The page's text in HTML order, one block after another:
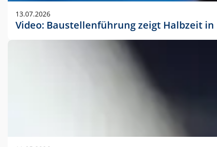
13.07.2026
Video: Baustellenführung zeigt Halbzeit